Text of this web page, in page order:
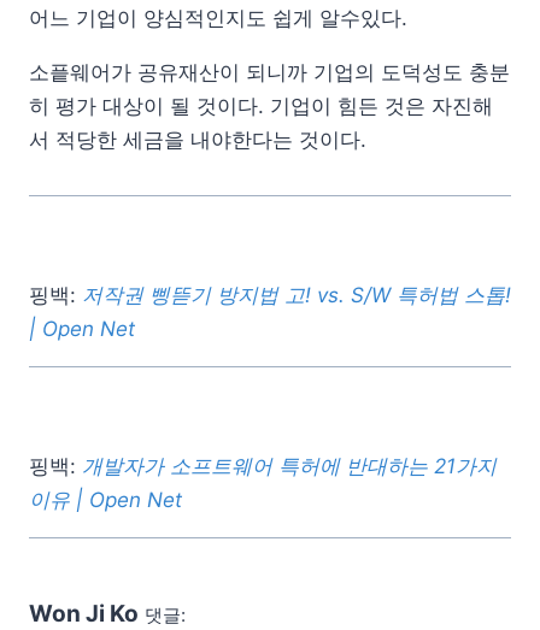
어느 기업이 양심적인지도 쉽게 알수있다.
소픝웨어가 공유재산이 되니까 기업의 도덕성도 충분
히 평가 대상이 될 것이다. 기업이 힘든 것은 자진해
서 적당한 세금을 내야한다는 것이다.
핑백: 저작권 삥뜯기 방지법 고! vs. S/W 특허법 스톱!
| Open Net
핑백: 개발자가 소프트웨어 특허에 반대하는 21가지
이유 | Open Net
Won Ji Ko 댓글: